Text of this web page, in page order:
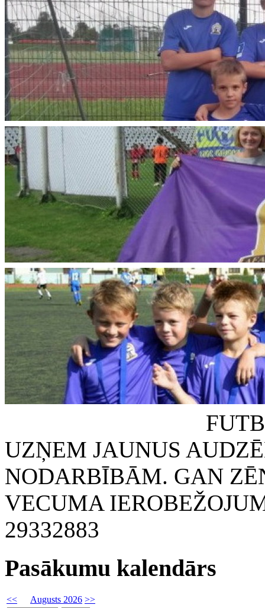
FUTBOLA
UZŅEM JAUNUS
NODARBĪBĀM. GAN
VECUMA
29332883
Pasākumu kalendārs
<< Augusts 2026 >>